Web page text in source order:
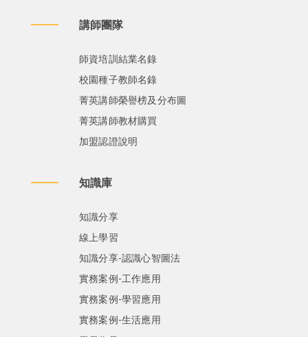
講師團隊
師資培訓結業名錄
校園種子教師名錄
菁英講師榮譽榜及分布圖
菁英講師教材購買
加盟認證說明
知識庫
知識分享
線上學習
知識分享-認識心智圖法
實務案例-工作應用
實務案例-學習應用
實務案例-生活應用